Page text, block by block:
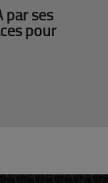
par ses
pour